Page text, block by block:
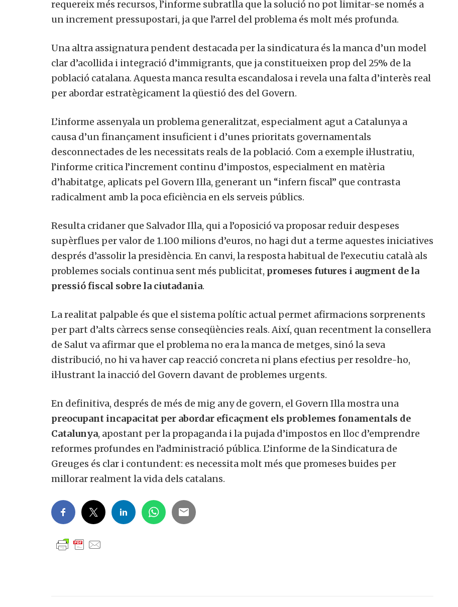
requereix més recursos, l’informe subratlla que la solució no pot limitar-se només a
un increment pressupostari, ja que l’arrel del problema és molt més profunda.
Una altra assignatura pendent destacada per la sindicatura és la manca d’un model
clar d’acollida i integració d’immigrants, que ja constitueixen prop del 25% de la
població catalana. Aquesta manca resulta escandalosa i revela una falta d’interès real
per abordar estratègicament la qüestió des del Govern.
L’informe assenyala un problema generalitzat, especialment agut a Catalunya a
causa d’un finançament insuficient i d’unes prioritats governamentals
desconnectades de les necessitats reals de la població. Com a exemple il·lustratiu,
l’informe critica l’increment continu d’impostos, especialment en matèria
d’habitatge, aplicats pel Govern Illa, generant un “infern fiscal” que contrasta
radicalment amb la poca eficiència en els serveis públics.
Resulta cridaner que Salvador Illa, qui a l’oposició va proposar reduir despeses
supèrflues per valor de 1.100 milions d’euros, no hagi dut a terme aquestes iniciatives
després d’assolir la presidència. En canvi, la resposta habitual de l’executiu català als
problemes socials continua sent més publicitat, promeses futures i augment de la
pressió fiscal sobre la ciutadania.
La realitat palpable és que el sistema polític actual permet afirmacions sorprenents
per part d’alts càrrecs sense conseqüències reals. Així, quan recentment la consellera
de Salut va afirmar que el problema no era la manca de metges, sinó la seva
distribució, no hi va haver cap reacció concreta ni plans efectius per resoldre-ho,
il·lustrant la inacció del Govern davant de problemes urgents.
En definitiva, després de més de mig any de govern, el Govern Illa mostra una
preocupant incapacitat per abordar eficaçment els problemes fonamentals de
Catalunya, apostant per la propaganda i la pujada d’impostos en lloc d’emprendre
reformes profundes en l’administració pública. L’informe de la Sindicatura de
Greuges és clar i contundent: es necessita molt més que promeses buides per
millorar realment la vida dels catalans.